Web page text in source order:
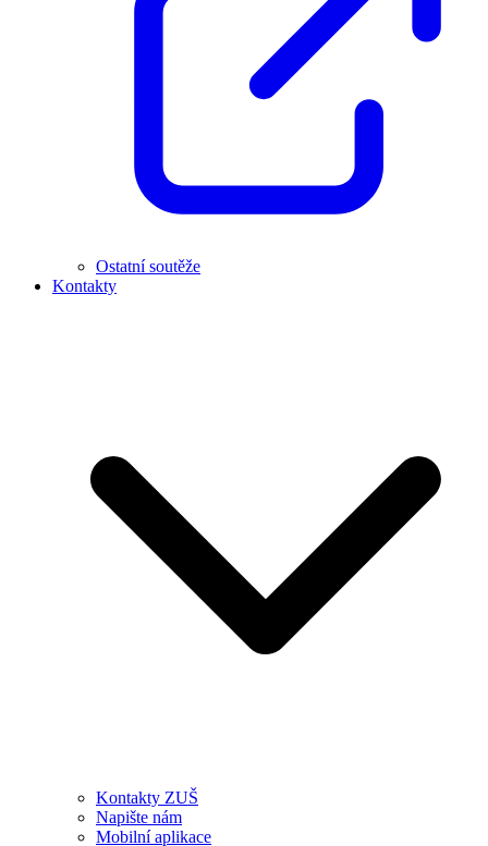
Ostatní soutěže
Kontakty
Kontakty ZUŠ
Napište nám
Mobilní aplikace